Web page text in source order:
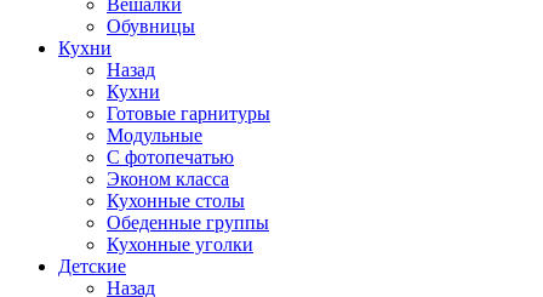
Вешалки
Обувницы
Кухни
Назад
Кухни
Готовые гарнитуры
Модульные
С фотопечатью
Эконом класса
Кухонные столы
Обеденные группы
Кухонные уголки
Детские
Назад